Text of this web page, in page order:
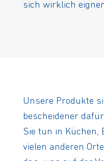
sich wirklich
Unsere Produkte
bescheidener
Sie tun in Küchen,
vielen anderen